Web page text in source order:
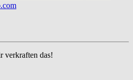
verkraften das!